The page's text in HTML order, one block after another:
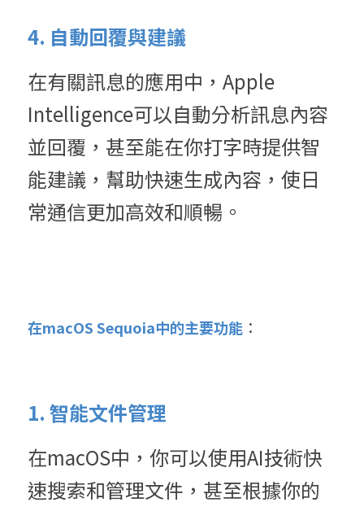
4. 自動回覆與建議
在有關訊息的應用中，Apple
Intelligence可以自動分析訊息內容
並回覆，甚至能在你打字時提供智
能建議，幫助快速生成內容，使日
常通信更加高效和順暢。
在macOS Sequoia中的主要功能 ：
1. 智能文件管理
在macOS中，你可以使用AI技術快
速搜索和管理文件，甚至根據你的